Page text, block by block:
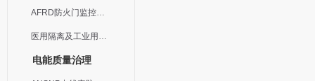
AFRD防火门监控系统
医用隔离及工业用电绝缘检测
电能质量治理